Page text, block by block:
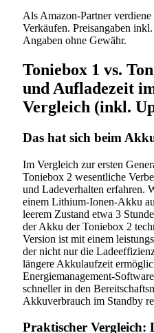
Als Amazon-Partner
Verkäufen. Preisangaben
Angaben ohne Gewähr.
Toniebox 1 vs.
und Aufladezeit
Vergleich (inkl.
Das hat sich beim
Im Vergleich zur ersten
Toniebox 2 wesentliche
und Ladeverhalten erfahren.
einem Lithium-Ionen-Akku
leerem Zustand etwa 3
der Akku der Toniebox 2
Version ist mit einem
der nicht nur die
längere Akkulaufzeit
Energiemanagement-
schneller in den
Akkuverbrauch im Standby
Praktischer Vergleich: